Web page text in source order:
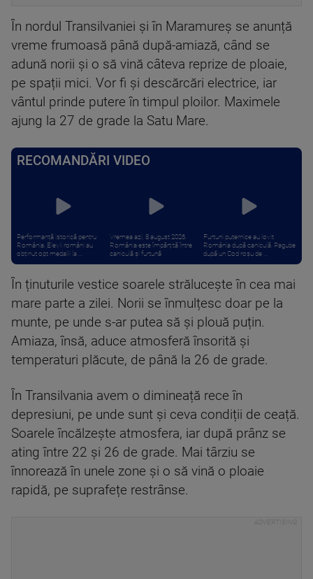
În nordul Transilvaniei și în Maramureș se anunță
vreme frumoasă până după-amiază, când se
adună norii și o să vină câteva reprize de ploaie,
pe spații mici. Vor fi și descărcări electrice, iar
vântul prinde putere în timpul ploilor. Maximele
ajung la 27 de grade la Satu Mare.
RECOMANDĂRI VIDEO
Performanță istorică pentru
România. Elevii români au
obținut opt medalii la ...
Vremea azi, 8 august 2026.
România este împărțită între
caniculă și furtună
Furtuni puternice au lovit
România după caniculă. Pagube
după un Cod roşu de ...
În ținuturile vestice soarele strălucește în cea mai
mare parte a zilei. Norii se înmulțesc doar pe la
munte, pe unde s-ar putea să și plouă puțin.
Amiaza, însă, aduce atmosferă însorită și
temperaturi plăcute, de până la 26 de grade.
În Transilvania avem o dimineață rece în
depresiuni, pe unde sunt și ceva condiții de ceață.
Soarele încălzește atmosfera, iar după prânz se
ating între 22 și 26 de grade. Mai târziu se
înnorează în unele zone și o să vină o ploaie
rapidă, pe suprafețe restrânse.